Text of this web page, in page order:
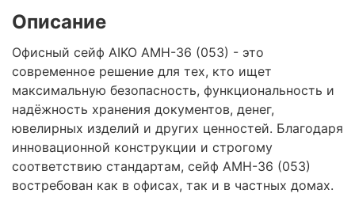
Описание
Офисный сейф AIKO AMH-36 (053) - это
современное решение для тех, кто ищет
максимальную безопасность, функциональность и
надёжность хранения документов, денег,
ювелирных изделий и других ценностей. Благодаря
инновационной конструкции и строгому
соответствию стандартам, сейф AMH-36 (053)
востребован как в офисах, так и в частных домах.